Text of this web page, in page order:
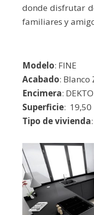
donde disfrutar
familiares y
Modelo: FINE
Acabado: Blanco
Encimera:
Superficie: 19,50
Tipo de vivienda